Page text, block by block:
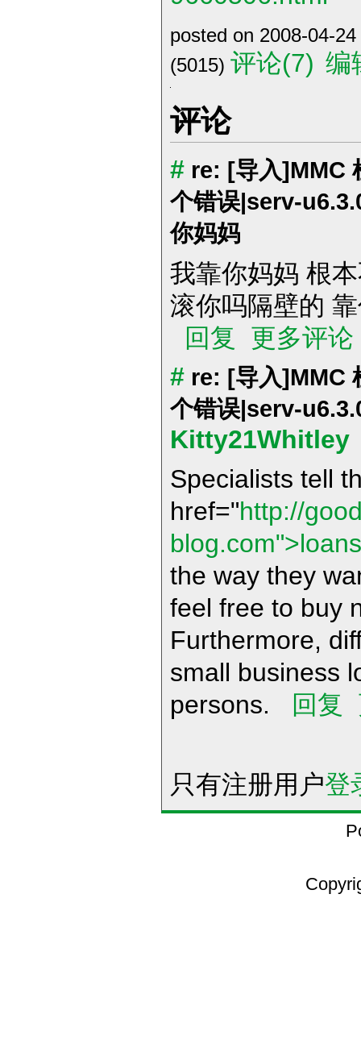
posted on 2008-04-
(5015) 评论(7) 编
评论
# re: [导入]MMC
个错误|serv-
你妈妈
我靠你妈妈 根
滚你吗隔壁的
回复
更多评论
# re: [导入]MMC
个错误|serv-
Kitty21Whitley
Specialists tell
href="http://
the way they
feel free to buy
Furthermore,
small business
persons.
回复
只有注册用户登